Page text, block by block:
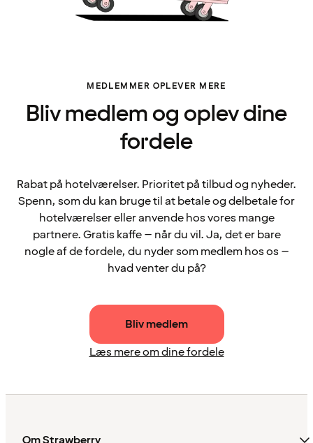
MEDLEMMER OPLEVER MERE
Bliv medlem og oplev dine
fordele
Rabat på hotelværelser. Prioritet på tilbud og nyheder.
Spenn, som du kan bruge til at betale og delbetale for
hotelværelser eller anvende hos vores mange
partnere. Gratis kaffe – når du vil. Ja, det er bare
nogle af de fordele, du nyder som medlem hos os –
hvad venter du på?
Bliv medlem
Læs mere om dine fordele